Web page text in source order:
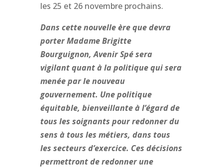
les 25 et 26 novembre prochains.
Dans cette nouvelle ère que devra
porter Madame Brigitte
Bourguignon, Avenir Spé sera
vigilant quant à la politique qui sera
menée par le nouveau
gouvernement. Une politique
équitable, bienveillante à l’égard de
tous les soignants pour redonner du
sens à tous les métiers, dans tous
les secteurs d’exercice. Ces décisions
permettront de redonner une